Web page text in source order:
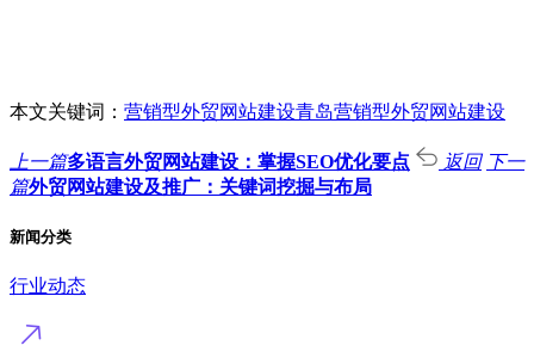
本文关键词： 营销型外贸网站建设青岛营销型外贸网站建设
上一篇多语言外贸网站建设：掌握SEO优化要点 返回 下一
篇外贸网站建设及推广：关键词挖掘与布局
新闻分类
行业动态